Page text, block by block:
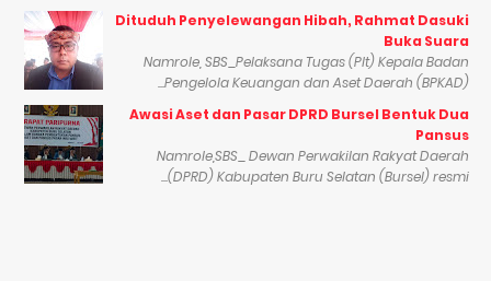
Dituduh Penyelewangan Hibah, Rahmat Dasuki
Buka Suara
Namrole, SBS_Pelaksana Tugas (Plt) Kepala Badan
Pengelola Keuangan dan Aset Daerah (BPKAD)...
Awasi Aset dan Pasar DPRD Bursel Bentuk Dua
Pansus
Namrole,SBS_ Dewan Perwakilan Rakyat Daerah
(DPRD) Kabupaten Buru Selatan (Bursel) resmi...